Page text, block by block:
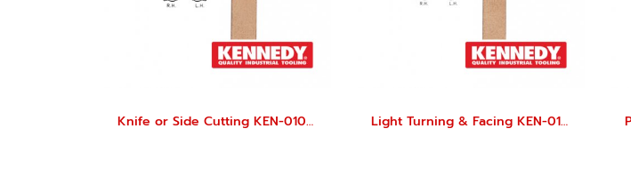
Knife or Side Cutting KEN-010-1120K, KEN-010-1160K Light Turning & Facing KEN-010-0120K, KEN-010-0160K